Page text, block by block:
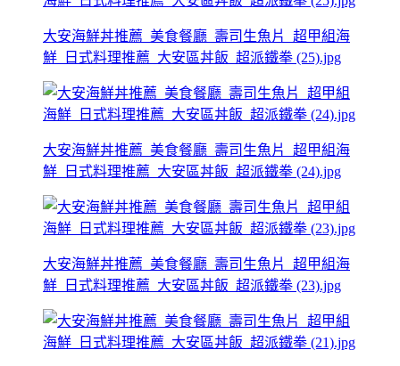
大安海鮮丼推薦_美食餐廳_壽司生魚片_超甲組海
鮮_日式料理推薦_大安區丼飯_超派鐵拳 (25).jpg
大安海鮮丼推薦_美食餐廳_壽司生魚片_超甲組海
鮮_日式料理推薦_大安區丼飯_超派鐵拳 (24).jpg
大安海鮮丼推薦_美食餐廳_壽司生魚片_超甲組海
鮮_日式料理推薦_大安區丼飯_超派鐵拳 (23).jpg